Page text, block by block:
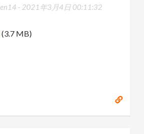
- 2021年3月4日 00:11:32
(3.7 MB)